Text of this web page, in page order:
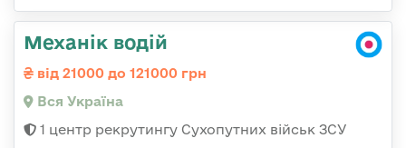
Механік водій
від 21000 до 121000 грн
Вся Україна
1 центр рекрутингу Сухопутних військ ЗСУ